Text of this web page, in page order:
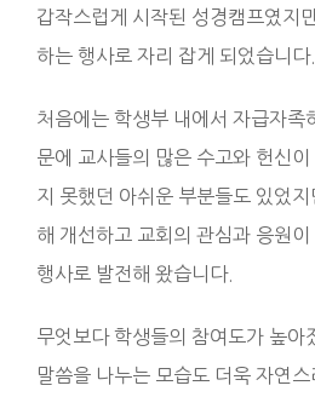
갑작스럽게 시작된 성경캠프였지
하는 행사로 자리 잡게 되었습니다.
처음에는 학생부 내에서 자급자족
문에 교사들의 많은 수고와 헌신
지 못했던 아쉬운 부분들도 있었
해 개선하고 교회의 관심과 응원
행사로 발전해 왔습니다.
무엇보다 학생들의 참여도가 높아
말씀을 나누는 모습도 더욱 자연스